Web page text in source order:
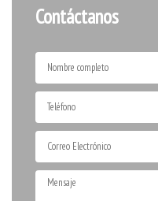
Contáctanos